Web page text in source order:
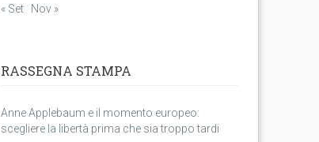
« Set
Nov »
RASSEGNA STAMPA
Anne Applebaum e il momento europeo:
scegliere la libertà prima che sia troppo tardi